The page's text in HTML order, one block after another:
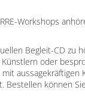
Workshops
Begleit-CD zu
oder
aussagekräftigen
Bestellen können